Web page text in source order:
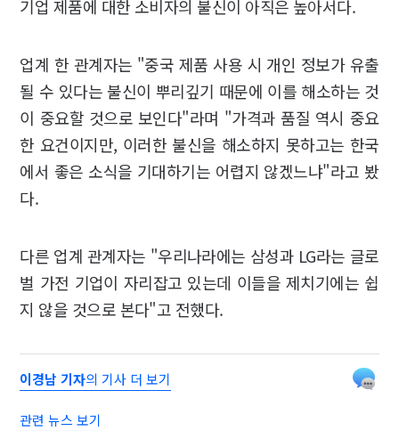
기업 제품에 대한 소비자의 불신이 아직은 높아서다.
업계 한 관계자는 "중국 제품 사용 시 개인 정보가 유출
될 수 있다는 불신이 뿌리깊기 때문에 이를 해소하는 것
이 중요할 것으로 보인다"라며 "가격과 품질 역시 중요
한 요건이지만, 이러한 불신을 해소하지 못하고는 한국
에서 좋은 소식을 기대하기는 어렵지 않겠느냐"라고 봤
다.
다른 업계 관계자는 "우리나라에는 삼성과 LG라는 글로
벌 가전 기업이 자리잡고 있는데 이들을 제치기에는 쉽
지 않을 것으로 본다"고 전했다.
이경남 기자의 기사 더 보기
관련 뉴스 보기